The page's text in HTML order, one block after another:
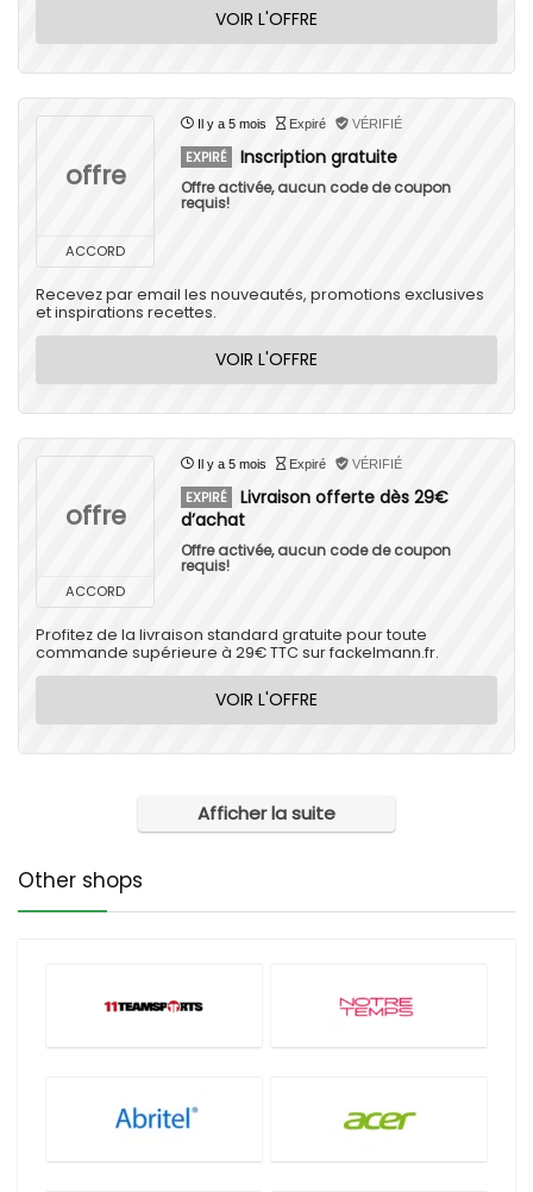
VOIR L'OFFRE
offre
ACCORD
Il y a 5 mois Expiré VÉRIFIÉ
EXPIRÉ Inscription gratuite
Offre activée, aucun code de coupon
requis!
Recevez par email les nouveautés, promotions exclusives
et inspirations recettes.
VOIR L'OFFRE
offre
ACCORD
Il y a 5 mois Expiré VÉRIFIÉ
EXPIRÉ
Livraison offerte dès 29€
d’achat
Offre activée, aucun code de coupon
requis!
Profitez de la livraison standard gratuite pour toute
commande supérieure à 29€ TTC sur fackelmann.fr.
VOIR L'OFFRE
Afficher la suite
Other shops